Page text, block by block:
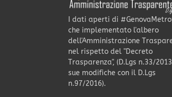
I dati aperti di
che implementato l'albero
dell'Amministrazione
nel rispetto del "Decreto
Trasparenza", (D.Lgs n.33/
sue modifiche con il D.Lgs
n.97/2016).